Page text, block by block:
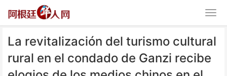
La revitalización del turismo cultural
rural en el condado de Ganzi recibe